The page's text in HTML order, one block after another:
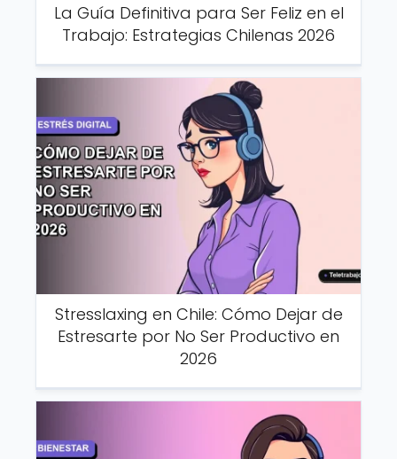
La Guía Definitiva para Ser Feliz en el
Trabajo: Estrategias Chilenas 2026
Stresslaxing en Chile: Cómo Dejar de
Estresarte por No Ser Productivo en
2026